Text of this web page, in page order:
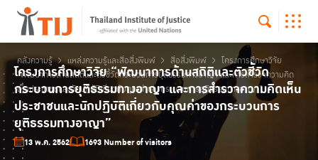
คลังความรู้ แหล่งความรู้และสื่อสิ่งพิมพ์ สื่อสิ่งพิมพ์
โครงการศึกษาวิจัย
“พัฒนาการด้านสถิติและตัวชี้วัดกระบวนการยุติธรรมทางอาญา และการสำรวจความคิด
เห็นประชาชนและนักปฏิบัติเกี่ยวกับคุณค่าของกระบวนการยุติธรรมทางอาญา”
โครงการศึกษาวิจัย “พัฒนาการด้านสถิติและตัวชี้วัด
กระบวนการยุติธรรมทางอาญา และการสำรวจความคิดเห็น
ประชาชนและนักปฏิบัติเกี่ยวกับคุณค่าของกระบวนการ
ยุติธรรมทางอาญา”
13 พ.ค. 2562 1693 Number of visitors